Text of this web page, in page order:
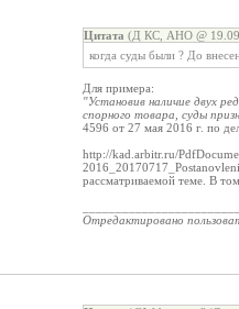
Цитата (Д КС, АНО @
когда суды были ? До
Для примера:
"Установив наличие двух
спорного товара, суды
4596 от 27 мая 2016 г. по
http://kad.arbitr.ru/
рассматриваемой теме. В
Отредактировано